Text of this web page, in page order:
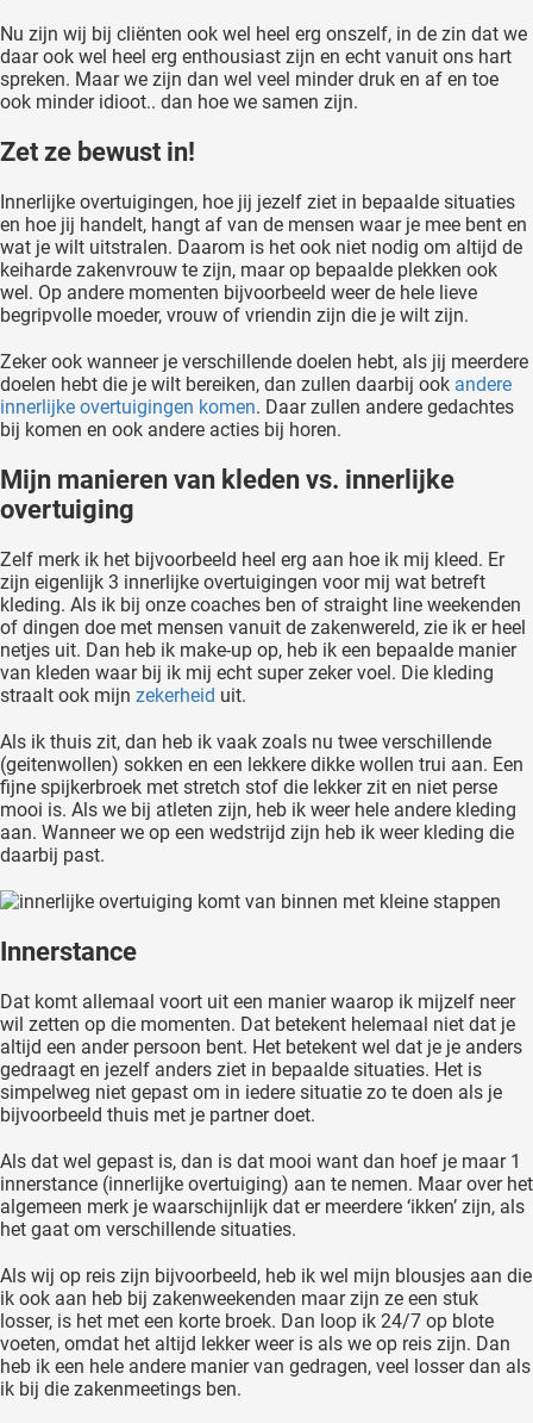
Nu zijn wij bij cliënten ook wel heel erg onszelf, in de zin dat we
daar ook wel heel erg enthousiast zijn en echt vanuit ons hart
spreken. Maar we zijn dan wel veel minder druk en af en toe
ook minder idioot.. dan hoe we samen zijn.
Zet ze bewust in!
Innerlijke overtuigingen, hoe jij jezelf ziet in bepaalde situaties
en hoe jij handelt, hangt af van de mensen waar je mee bent en
wat je wilt uitstralen. Daarom is het ook niet nodig om altijd de
keiharde zakenvrouw te zijn, maar op bepaalde plekken ook
wel. Op andere momenten bijvoorbeeld weer de hele lieve
begripvolle moeder, vrouw of vriendin zijn die je wilt zijn.
Zeker ook wanneer je verschillende doelen hebt, als jij meerdere
doelen hebt die je wilt bereiken, dan zullen daarbij ook andere
innerlijke overtuigingen komen. Daar zullen andere gedachtes
bij komen en ook andere acties bij horen.
Mijn manieren van kleden vs. innerlijke
overtuiging
Zelf merk ik het bijvoorbeeld heel erg aan hoe ik mij kleed. Er
zijn eigenlijk 3 innerlijke overtuigingen voor mij wat betreft
kleding. Als ik bij onze coaches ben of straight line weekenden
of dingen doe met mensen vanuit de zakenwereld, zie ik er heel
netjes uit. Dan heb ik make-up op, heb ik een bepaalde manier
van kleden waar bij ik mij echt super zeker voel. Die kleding
straalt ook mijn zekerheid uit.
Als ik thuis zit, dan heb ik vaak zoals nu twee verschillende
(geitenwollen) sokken en een lekkere dikke wollen trui aan. Een
fijne spijkerbroek met stretch stof die lekker zit en niet perse
mooi is. Als we bij atleten zijn, heb ik weer hele andere kleding
aan. Wanneer we op een wedstrijd zijn heb ik weer kleding die
daarbij past.
Innerstance
Dat komt allemaal voort uit een manier waarop ik mijzelf neer
wil zetten op die momenten. Dat betekent helemaal niet dat je
altijd een ander persoon bent. Het betekent wel dat je je anders
gedraagt en jezelf anders ziet in bepaalde situaties. Het is
simpelweg niet gepast om in iedere situatie zo te doen als je
bijvoorbeeld thuis met je partner doet.
Als dat wel gepast is, dan is dat mooi want dan hoef je maar 1
innerstance (innerlijke overtuiging) aan te nemen. Maar over het
algemeen merk je waarschijnlijk dat er meerdere ‘ikken’ zijn, als
het gaat om verschillende situaties.
Als wij op reis zijn bijvoorbeeld, heb ik wel mijn blousjes aan die
ik ook aan heb bij zakenweekenden maar zijn ze een stuk
losser, is het met een korte broek. Dan loop ik 24/7 op blote
voeten, omdat het altijd lekker weer is als we op reis zijn. Dan
heb ik een hele andere manier van gedragen, veel losser dan als
ik bij die zakenmeetings ben.